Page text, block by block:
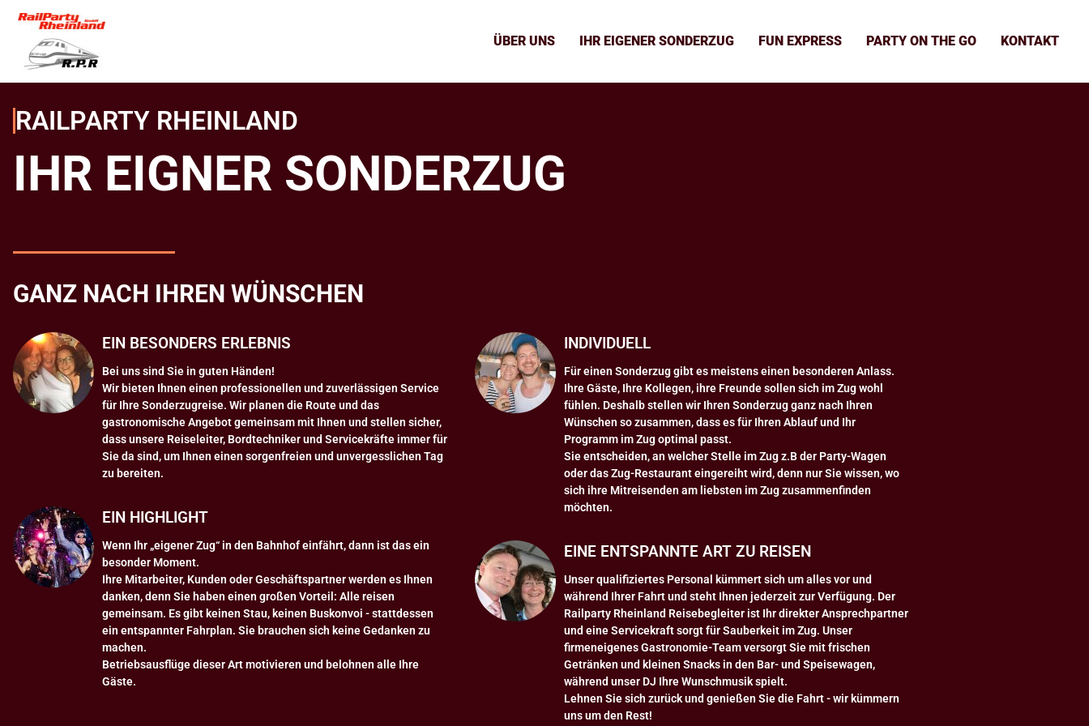
ÜBER UNS IHR EIGENER SONDERZUG FUN EXPRESS PARTY ON THE GO KONTAKT
RAILPARTY RHEINLAND
IHR EIGNER SONDERZUG
GANZ NACH IHREN WÜNSCHEN
EIN BESONDERS ERLEBNIS
Bei uns sind Sie in guten Händen!
Wir bieten Ihnen einen professionellen und zuverlässigen Service
für Ihre Sonderzugreise. Wir planen die Route und das
gastronomische Angebot gemeinsam mit Ihnen und stellen sicher,
dass unsere Reiseleiter, Bordtechniker und Servicekräfte immer für
Sie da sind, um Ihnen einen sorgenfreien und unvergesslichen Tag
zu bereiten.
EIN HIGHLIGHT
Wenn Ihr „eigener Zug“ in den Bahnhof einfährt, dann ist das ein
besonder Moment.
Ihre Mitarbeiter, Kunden oder Geschäftspartner werden es Ihnen
danken, denn Sie haben einen großen Vorteil: Alle reisen
gemeinsam. Es gibt keinen Stau, keinen Buskonvoi - stattdessen
ein entspannter Fahrplan. Sie brauchen sich keine Gedanken zu
machen.
Betriebsausflüge dieser Art motivieren und belohnen alle Ihre
Gäste.
INDIVIDUELL
Für einen Sonderzug gibt es meistens einen besonderen Anlass.
Ihre Gäste, Ihre Kollegen, ihre Freunde sollen sich im Zug wohl
fühlen. Deshalb stellen wir Ihren Sonderzug ganz nach Ihren
Wünschen so zusammen, dass es für Ihren Ablauf und Ihr
Programm im Zug optimal passt.
Sie entscheiden, an welcher Stelle im Zug z.B der Party-Wagen
oder das Zug-Restaurant eingereiht wird, denn nur Sie wissen, wo
sich ihre Mitreisenden am liebsten im Zug zusammenfinden
möchten.
EINE ENTSPANNTE ART ZU REISEN
Unser qualifiziertes Personal kümmert sich um alles vor und
während Ihrer Fahrt und steht Ihnen jederzeit zur Verfügung. Der
Railparty Rheinland Reisebegleiter ist Ihr direkter Ansprechpartner
und eine Servicekraft sorgt für Sauberkeit im Zug. Unser
firmeneigenes Gastronomie-Team versorgt Sie mit frischen
Getränken und kleinen Snacks in den Bar- und Speisewagen,
während unser DJ Ihre Wunschmusik spielt.
Lehnen Sie sich zurück und genießen Sie die Fahrt - wir kümmern
uns um den Rest!